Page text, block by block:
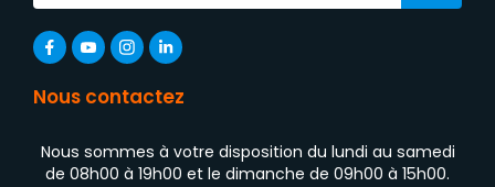
Nous contactez
Nous sommes à votre disposition du lundi au samedi
de 08h00 à 19h00 et le dimanche de 09h00 à 15h00.